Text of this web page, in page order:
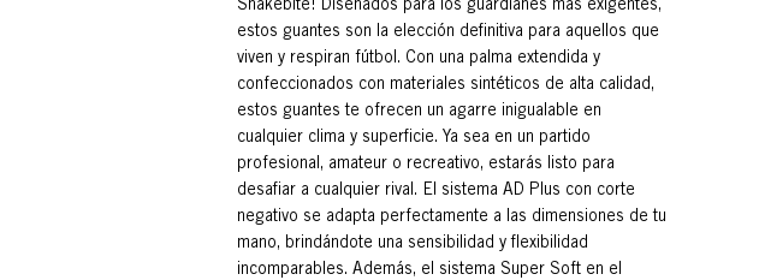
Snakebite! Diseñados para los guardianes más exigentes,
estos guantes son la elección definitiva para aquellos que
viven y respiran fútbol. Con una palma extendida y
confeccionados con materiales sintéticos de alta calidad,
estos guantes te ofrecen un agarre inigualable en
cualquier clima y superficie. Ya sea en un partido
profesional, amateur o recreativo, estarás listo para
desafiar a cualquier rival. El sistema AD Plus con corte
negativo se adapta perfectamente a las dimensiones de tu
mano, brindándote una sensibilidad y flexibilidad
incomparables. Además, el sistema Super Soft en el